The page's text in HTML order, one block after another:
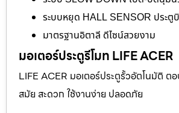
ระบบหยุด HALL SENSOR ประ
มาตรฐานอิตาลี ดีไซน์สวยงาม
มอเตอร์ประตูรีโมท LIFE ACER
LIFE ACER มอเตอร์ประตูรั้วอัตโนมัติ ต
สมัย สะดวก ใช้งานง่าย ปลอดภัย